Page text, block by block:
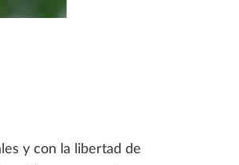
y con la libertad de